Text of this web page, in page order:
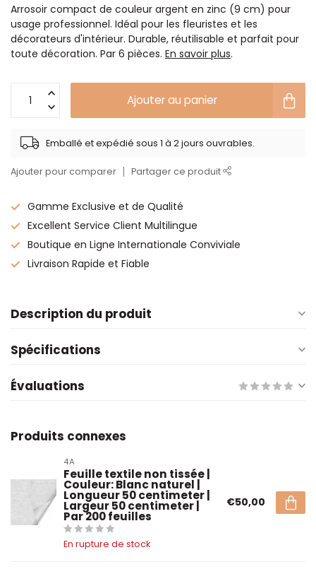
Arrosoir compact de couleur argent en zinc (9 cm) pour
usage professionnel. Idéal pour les fleuristes et les
décorateurs d'intérieur. Durable, réutilisable et parfait pour
toute décoration. Par 6 pièces. En savoir plus.
Ajouter au panier
Emballé et expédié sous 1 à 2 jours ouvrables.
Ajouter pour comparer Partager ce produit
Gamme Exclusive et de Qualité
Excellent Service Client Multilingue
Boutique en Ligne Internationale Conviviale
Livraison Rapide et Fiable
Description du produit
Spécifications
Évaluations
Produits connexes
4A
Feuille textile non tissée |
Couleur: Blanc naturel |
Longueur 50 centimeter |
Largeur 50 centimeter |
Par 200 feuilles
En rupture de stock
€50,00